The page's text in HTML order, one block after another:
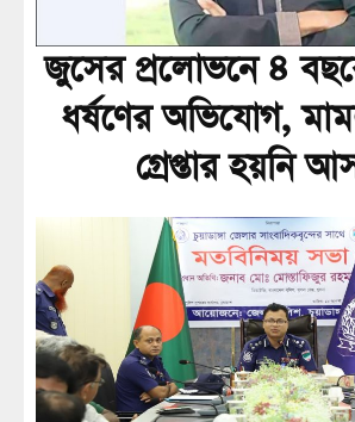
জুসের প্রলোভনে ৪
ধর্ষণের অভিযোগ,
গ্রেপ্তার হয়নি